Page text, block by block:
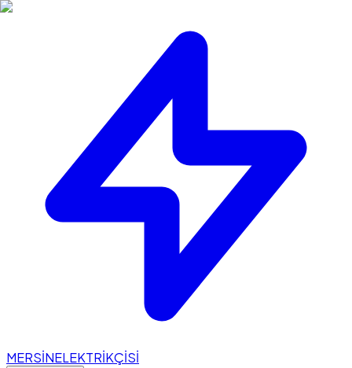
MERSİNELEKTRİKÇİSİ